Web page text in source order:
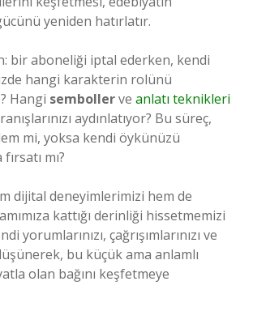
yeniden hatırlatır.
bir aboneliği iptal ederken, kendi
hangi karakterin rolünü
Hangi sembollerve anlatı teknikleri
aydınlatıyor? Bu süreç,
mi, yoksa kendi öykünüzü
mı?
dijital deneyimlerimizi hem de
kattığı derinliği hissetmemizi
yorumlarınızı, çağrışımlarınızı ve
bu küçük ama anlamlı
olan bağını keşfetmeye